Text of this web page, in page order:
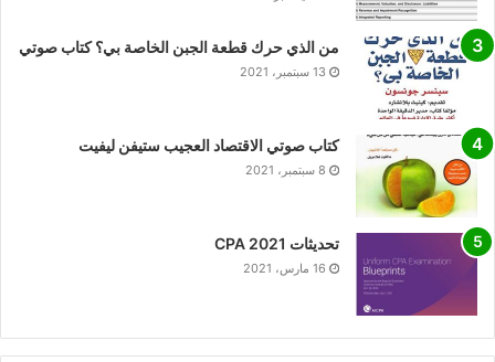
من الذي حرك قطعة الجبن الخاصة بي؟ كتاب صوتي
13 سبتمبر، 2021
كتاب صوتي الاقتصاد العجيب ستيفن ليفيت
8 سبتمبر، 2021
تحديثات CPA 2021
16 مارس، 2021